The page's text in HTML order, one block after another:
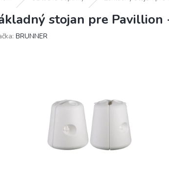
stojan pre Pavillion
BRUNNER